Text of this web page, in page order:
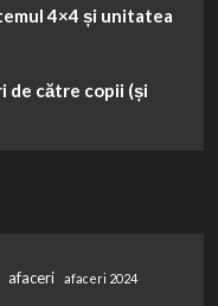
4×4 și unitatea
de către copii (și
afaceri afaceri 2024